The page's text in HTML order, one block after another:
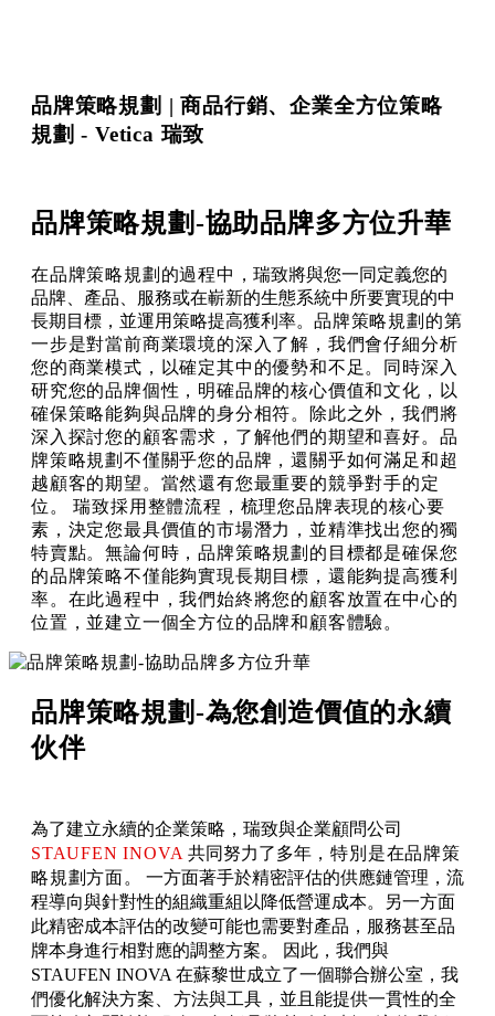
品牌策略規劃 | 商品行銷、企業全方位策略
規劃 - Vetica 瑞致
品牌策略規劃-協助品牌多方位升華
在品牌策略規劃 的過程中 ，瑞致將與您一同定義您的
品牌、產品、服務或在嶄新的生態系統中所要實現的中
長期目標，並運用策略提高獲利率。 品牌策略規劃 的第
一步是對當前商業環境的深入了解 ， 我們會仔細分析
您的商業模式，以確定其中的優勢和不足。同時深入
研究您的品牌個性，明確品牌的核心價值和文化，以
確保策略能夠與品牌的身分相符。除此之外，我們將
深入探討您的顧客需求，了解他們的期望和喜好。 品
牌策略規劃 不僅關乎您的品牌，還關乎如何滿足和超
越顧客的期望。 當然還有您最重要的競爭對手的定
位。 瑞致採用整體流程，梳理您品牌表現的核心要
素，決定您最具價值的市場潛力，並精準找出您的獨
特賣點。無論何時，品牌策略規劃 的目標都是確保您
的品牌策略不僅能夠實現長期目標，還能夠提高獲利
率。 在此過程中，我們始終將您的顧客放置在中心的
位置，並建立一個全方位的品牌和顧客體驗。
品牌策略規劃-為您創造價值的永續
伙伴
為了建立永續的企業策略，瑞致與企業顧問公司
STAUFEN INOVA 共同努力了多年 ，特別是在品牌策
略規劃方面。 一方面著手於精密評估的供應鏈管理，流
程導向與針對性的組織重組以降低營運成本。另一方面
此精密成本評估的改變可能也需要對產品，服務甚至品
牌本身進行相對應的調整方案。 因此，我們與
STAUFEN INOVA 在蘇黎世成立了一個聯合辦公室，我
們優化解決方案、 方法與工具，並且能提供一貫性的全